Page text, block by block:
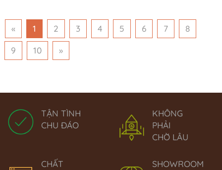
« 1 2 3 4 5 6 7 8
9 10 »
TẬN TÌNH
CHU ĐÁO
KHÔNG
PHẢI
CHỜ LÂU
CHẤT
SHOWROOM